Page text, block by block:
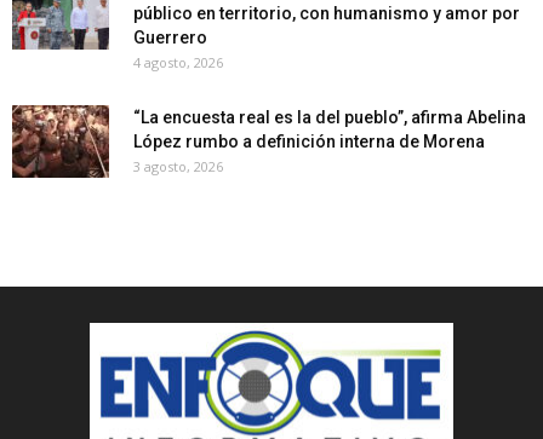
público en territorio, con humanismo y amor por
Guerrero
4 agosto, 2026
“La encuesta real es la del pueblo”, afirma Abelina
López rumbo a definición interna de Morena
3 agosto, 2026